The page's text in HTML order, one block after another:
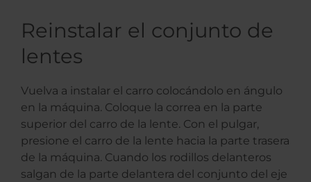
Reinstalar el conjunto de
lentes
Vuelva a instalar el carro colocándolo en ángulo
en la máquina. Coloque la correa en la parte
superior del carro de la lente. Con el pulgar,
presione el carro de la lente hacia la parte trasera
de la máquina. Cuando los rodillos delanteros
salgan de la parte delantera del conjunto del eje